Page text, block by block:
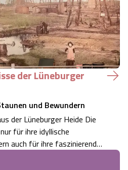
der Lüneburger
und Bewundern
der Lüneburger Heide Die
für ihre idyllische
auch für ihre faszinierenden
Geschichten. Hinter alten